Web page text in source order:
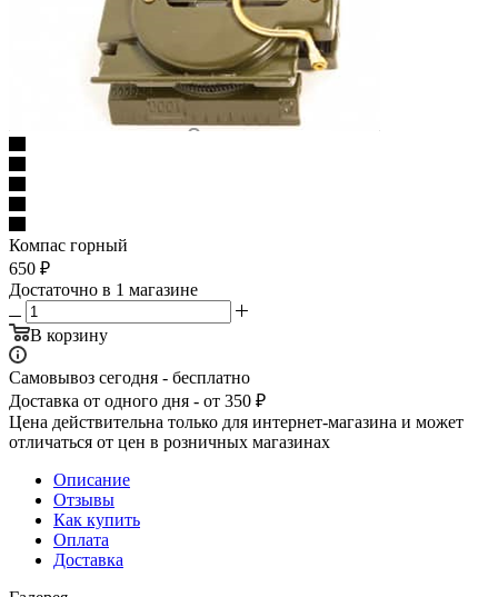
Компас горный
650 ₽
Достаточно в 1 магазине
В корзину
Самовывоз сегодня - бесплатно
Доставка от одного дня - от 350 ₽
Цена действительна только для интернет-магазина и может
отличаться от цен в розничных магазинах
Описание
Отзывы
Как купить
Оплата
Доставка